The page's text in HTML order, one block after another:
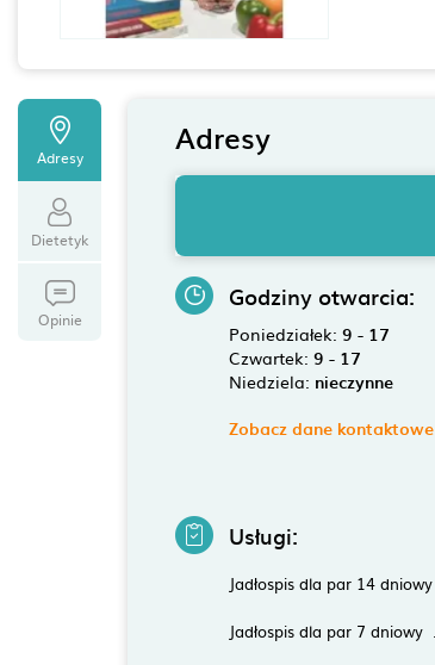
Adresy
Dietetyk
Opinie
Adresy
Godziny otwarcia:
Poniedziałek: 9 - 17
Czwartek: 9 - 17
Niedziela: nieczynne
Zobacz dane kontaktowe
Usługi:
Jadłospis dla par 14 dniowy
Jadłospis dla par 7 dniowy